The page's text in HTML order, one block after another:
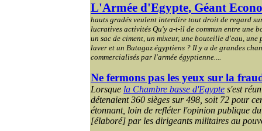
L'Armée d'Egypte, Géant
hauts gradés veulent interdire tout droit de regard
lucratives activités Qu'y a-t-il de commun entre une
un sac de ciment, un mixeur, une bouteille d'eau, une
laver et un Butagaz égyptiens ? Il y a de grandes
commercialisés par l'armée égyptienne....
Ne fermons pas les yeux sur la
Lorsque la Chambre basse d'Egypte s'est
détenaient 360 sièges sur 498, soit 72 pour
étonnant, loin de refléter l'opinion publique
[élaboré] par les dirigeants militaires au